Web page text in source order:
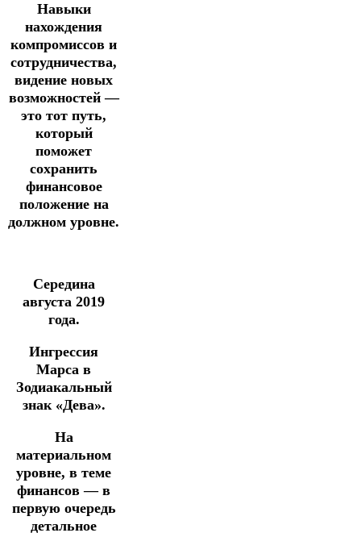
Навыки
нахождения
компромиссов и
сотрудничества,
видение новых
возможностей —
это тот путь,
который
поможет
сохранить
финансовое
положение на
должном уровне.
Середина
августа 2019
года.
Ингрессия
Марса в
Зодиакальный
знак «Дева».
На
материальном
уровне, в теме
финансов — в
первую очередь
детальное